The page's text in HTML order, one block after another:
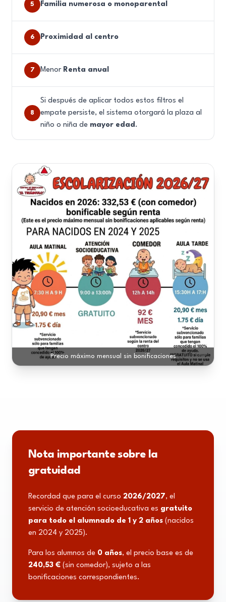
5 Familia numerosa o monoparental
6 Proximidad al centro
7 Menor Renta anual
8
Si después de aplicar todos estos filtros el
empate persiste, el sistema otorgará la plaza al
niño o niña de mayor edad.
Precio máximo mensual sin bonificaciones
Nota importante sobre la
gratuidad
Recordad que para el curso 2026/2027, el
servicio de atención socioeducativa es gratuito
para todo el alumnado de 1 y 2 años (nacidos
en 2024 y 2025).
Para los alumnos de 0 años, el precio base es de
240,53 € (sin comedor), sujeto a las
bonificaciones correspondientes.